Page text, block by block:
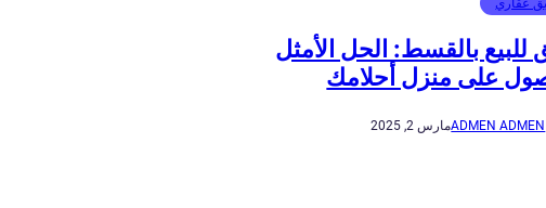
عقاري
بالقسط: الحل الأمثل
على منزل أحلامك
ADMEN ADMENمارس 2, 2025